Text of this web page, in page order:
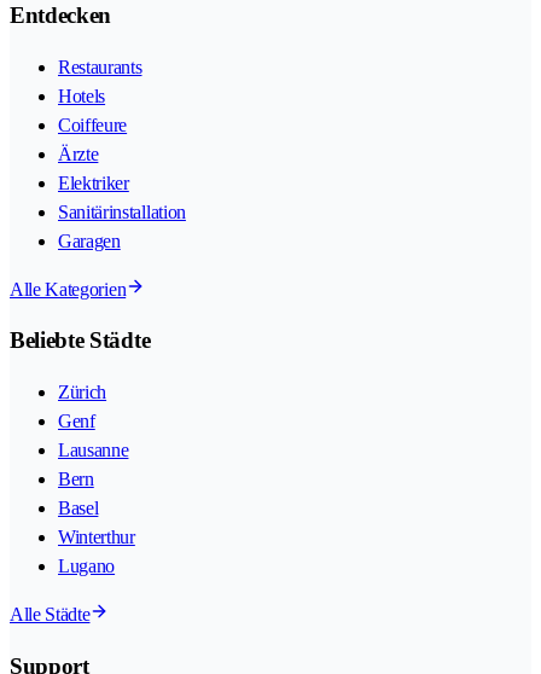
Entdecken
Restaurants
Hotels
Coiffeure
Ärzte
Elektriker
Sanitärinstallation
Garagen
Alle Kategorien
Beliebte Städte
Zürich
Genf
Lausanne
Bern
Basel
Winterthur
Lugano
Alle Städte
Support